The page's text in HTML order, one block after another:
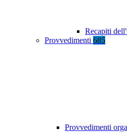
Recapiti
Provvedimenti 685
Provvedimenti